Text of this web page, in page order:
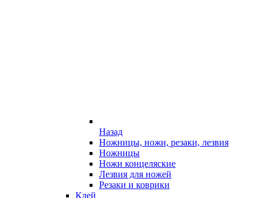
Назад
Ножницы, ножи, резаки, лезвия
Ножницы
Ножи концеляские
Лезвия для ножей
Резаки и коврики
Клей